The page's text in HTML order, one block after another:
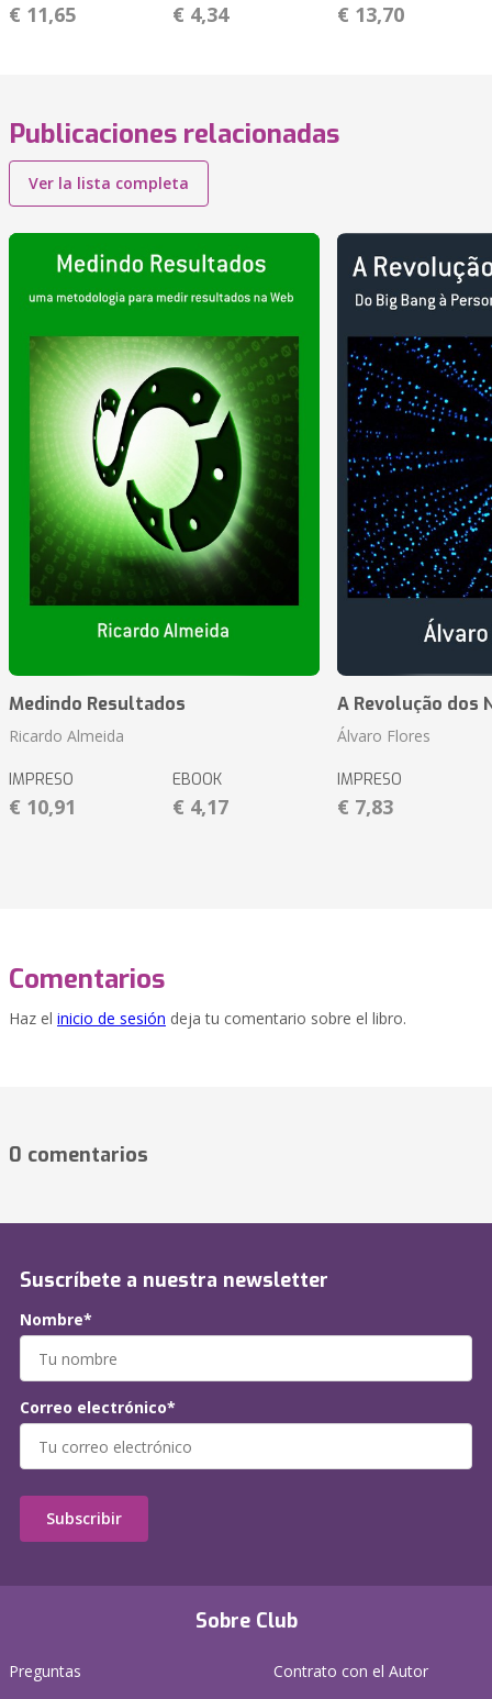
€ 11,65 € 4,34 € 13,70
Publicaciones relacionadas
Ver la lista completa
Medindo Resultados
Ricardo Almeida
IMPRESO
€ 10,91
EBOOK
€ 4,17
A Revolução dos
Álvaro Flores
IMPRESO
€ 7,83
Comentarios
Haz el inicio de sesión deja tu comentario sobre el libro.
0 comentarios
Sobre Club
Preguntas
Contrato con el Autor
Suscríbete a nuestra newsletter
Nombre*
Correo electrónico*
Subscribir